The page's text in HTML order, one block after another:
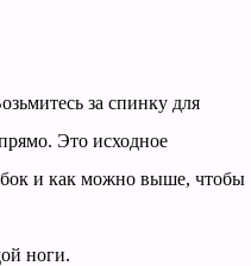
за спинку для
Это исходное
и как можно выше, чтобы
ноги.